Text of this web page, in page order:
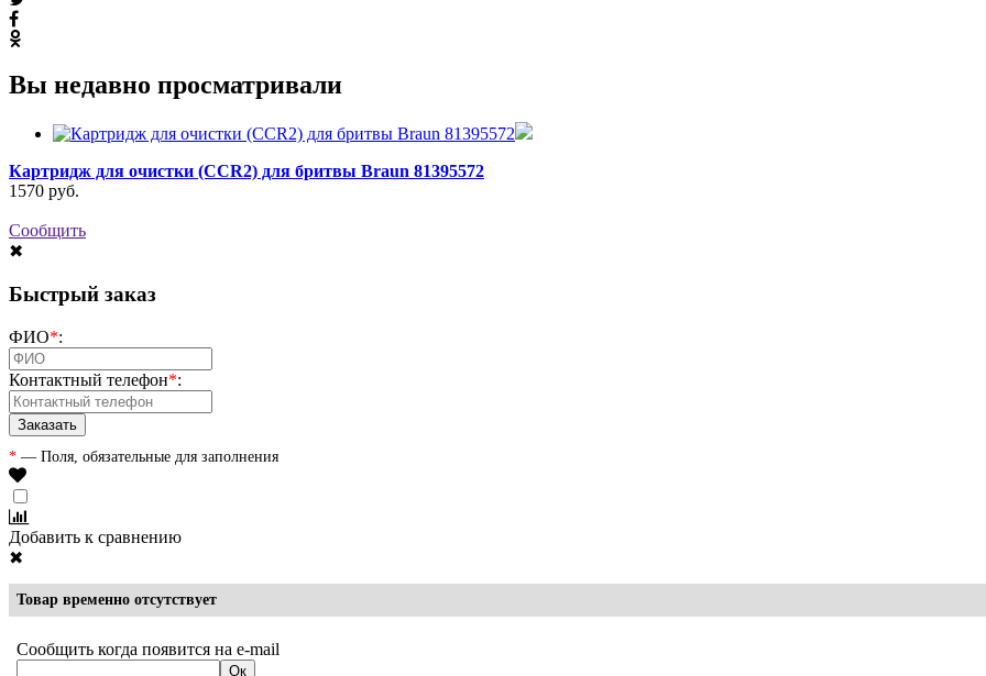
Вы недавно просматривали
Картридж для очистки (CCR2) для бритвы Braun 81395572
1570 руб.
Сообщить
✖
Быстрый заказ
ФИО*:
Контактный телефон*:
* — Поля, обязательные для заполнения
Добавить к сравнению
✖
Товар временно отсутствует
Сообщить когда появится на e-mail